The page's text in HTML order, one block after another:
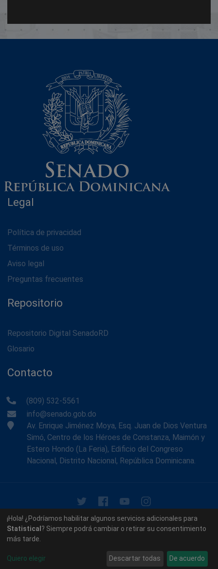
Legal
Política de privacidad
Términos de uso
Aviso legal
Preguntas frecuentes
Repositorio
Repositorio Digital SenadoRD
Glosario
Contacto
(809) 532-5561
info@senado.gob.do
Av. Enrique Jiménez Moya, Esq. Juan de Dios Ventura
Simó, Centro de los Héroes de Constanza, Maimón y
Estero Hondo (La Feria), Edificio del Congreso
Nacional, Distrito Nacional, República Dominicana.
© 2026 - Memoria Histórica del Senado de la República
Dominicana. Todos los derechos reservados.
¡Hola! ¿Podríamos habilitar algunos servicios adicionales para
Statistical ? Siempre podrá cambiar o retirar su consentimiento
más tarde.
Quiero elegir Descartar todas De acuerdo